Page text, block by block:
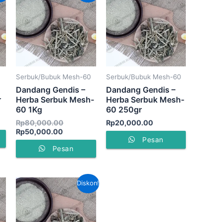
Serbuk/Bubuk Mesh-60
Dandang Gendis –
Herba Serbuk Mesh-
60 1Kg
Rp80,000.00
adalah:
Rp80,000.00.
Rp50,000.00
ini
adalah:
Rp50,000.00.
Pesan
Serbuk/Bubuk Mesh-60
Dandang Gendis –
Herba Serbuk Mesh-
60 250gr
Rp20,000.00
Pesan
Diskon!
Harga
aslinya
adalah:
Rp50,000.00.
Harga
saat
ini
adalah:
Rp45,000.00.